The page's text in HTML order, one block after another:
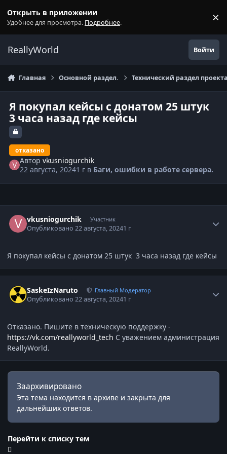
Открыть в приложении
Удобнее для просмотра. Подробнее. ×
ReallyWorld Войти
Главная Основной раздел. Технический раздел
Я покупал кейсы с донатом 25 штук
3 часа назад где кейсы
отказано
Авторvkusniogurchik
22 августа, 20241 г в Баги, ошибки в работе сервера.
vkusniogurchik Участник
Опубликовано22 августа, 20241 г
Я покупал кейсы с донатом 25 штук 3 часа назад где кейсы
SaskeIzNaruto Главный Модератор
Опубликовано22 августа, 20241 г
Отказано. Пишите в техническую поддержку -
https://vk.com/reallyworld_tech С уважением администрация
ReallyWorld.
Заархивировано
Эта тема находится в архиве и закрыта для
дальнейших ответов.
Перейти к списку тем